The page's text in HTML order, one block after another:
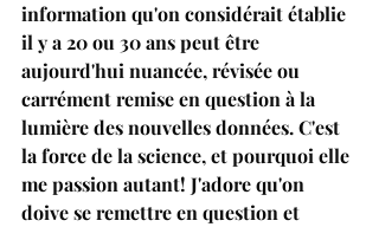
information qu'on considérait établie
il y a 20 ou 30 ans peut être
aujourd'hui nuancée, révisée ou
carrément remise en question à la
lumière des nouvelles données. C'est
la force de la science, et pourquoi elle
me passion autant! J'adore qu'on
doive se remettre en question et